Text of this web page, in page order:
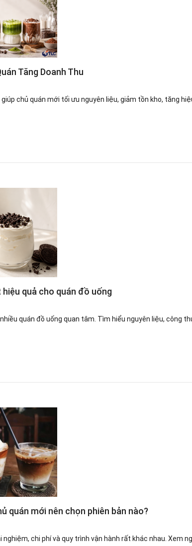
Tăng Doanh Thu
chủ quán mới tối ưu nguyên liệu, giảm tồn kho, tăng
hiệu quả cho quán đồ uống
quán đồ uống quan tâm. Tìm hiểu nguyên liệu, công
quán mới nên chọn phiên bản nào?
chi phí và quy trình vận hành rất khác nhau. Xem